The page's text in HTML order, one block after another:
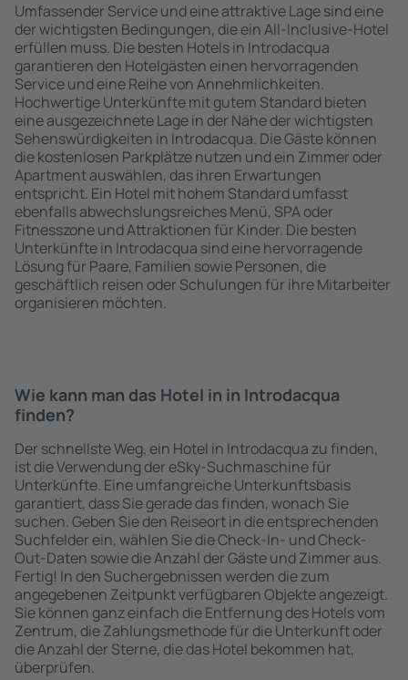
Umfassender Service und eine attraktive Lage sind eine
der wichtigsten Bedingungen, die ein All-Inclusive-Hotel
erfüllen muss. Die besten Hotels in Introdacqua
garantieren den Hotelgästen einen hervorragenden
Service und eine Reihe von Annehmlichkeiten.
Hochwertige Unterkünfte mit gutem Standard bieten
eine ausgezeichnete Lage in der Nähe der wichtigsten
Sehenswürdigkeiten in Introdacqua. Die Gäste können
die kostenlosen Parkplätze nutzen und ein Zimmer oder
Apartment auswählen, das ihren Erwartungen
entspricht. Ein Hotel mit hohem Standard umfasst
ebenfalls abwechslungsreiches Menü, SPA oder
Fitnesszone und Attraktionen für Kinder. Die besten
Unterkünfte in Introdacqua sind eine hervorragende
Lösung für Paare, Familien sowie Personen, die
geschäftlich reisen oder Schulungen für ihre Mitarbeiter
organisieren möchten.
Wie kann man das Hotel in in Introdacqua
finden?
Der schnellste Weg, ein Hotel in Introdacqua zu finden,
ist die Verwendung der eSky-Suchmaschine für
Unterkünfte. Eine umfangreiche Unterkunftsbasis
garantiert, dass Sie gerade das finden, wonach Sie
suchen. Geben Sie den Reiseort in die entsprechenden
Suchfelder ein, wählen Sie die Check-In- und Check-
Out-Daten sowie die Anzahl der Gäste und Zimmer aus.
Fertig! In den Suchergebnissen werden die zum
angegebenen Zeitpunkt verfügbaren Objekte angezeigt.
Sie können ganz einfach die Entfernung des Hotels vom
Zentrum, die Zahlungsmethode für die Unterkunft oder
die Anzahl der Sterne, die das Hotel bekommen hat,
überprüfen.